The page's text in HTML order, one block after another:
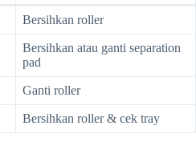
Bersihkan roller
Bersihkan atau ganti separation
pad
Ganti roller
Bersihkan roller & cek tray